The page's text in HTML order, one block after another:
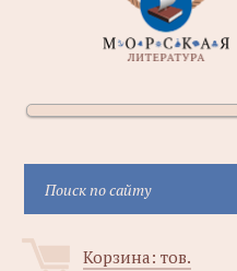
Корзина: тов.